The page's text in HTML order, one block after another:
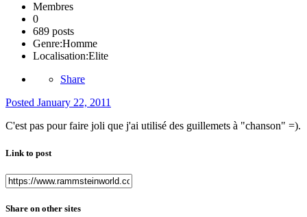
Membres
0
689 posts
Genre:Homme
Localisation:Elite
Share
Posted January 22, 2011
C'est pas pour faire joli que j'ai utilisé des guillemets à "chanson" =).
Link to post
Share on other sites